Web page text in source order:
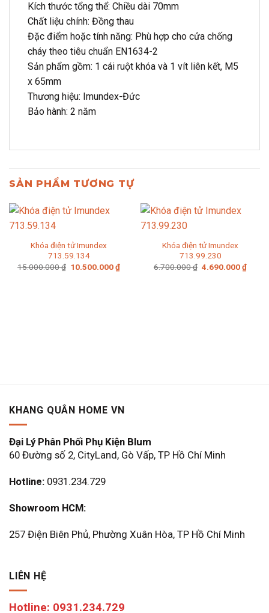
Kích thước tổng thể: Chiều dài 70mm
Chất liệu chính: Đồng thau
Đặc điểm hoặc tính năng: Phù hợp cho cửa chống
cháy theo tiêu chuẩn EN1634-2
Sản phẩm gồm: 1 cái ruột khóa và 1 vít liên kết, M5
x 65mm
Thương hiệu: Imundex-Đức
Bảo hành: 2 năm
SẢN PHẨM TƯƠNG TỰ
Khóa điện tử Imundex
713.59.134
15.000.000₫ Giá
10.500.000₫Giá
Khóa điện tử Imundex
713.99.230
6.700.000₫ Giá
4.690.000₫Giá
KHANG QUÂN HOME VN
Đại Lý Phân Phối Phụ Kiện Blum
60 Đường số 2, CityLand, Gò Vấp, TP Hồ Chí Minh
Hotline: 0931.234.729
Showroom HCM:
257 Điện Biên Phủ, Phường Xuân Hòa, TP Hồ Chí Minh
LIÊN HỆ
Hotline: 0931.234.729